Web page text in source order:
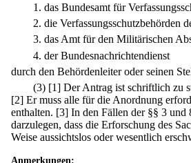
1. das Bundesamt für
2. die Verfassungsschutzbehörden
3. das Amt für den Militärischen
4. der Bundesnachrichtendienst
durch den Behördenleiter oder seinen
(3) [1] Der Antrag ist schriftlich zu
[2] Er muss alle für die Anordnung
enthalten. [3] In den Fällen der §§ 3 und
darzulegen, dass die Erforschung des
Weise aussichtslos oder wesentlich
Anmerkungen: